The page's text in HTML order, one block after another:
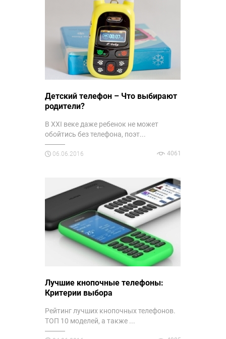
Детский телефон – Что выбирают
родители?
В XXI веке даже ребенок не может
обойтись без телефона, поэт...
06.06.2016 4061
Лучшие кнопочные телефоны:
Критерии выбора
Рейтинг лучших кнопочных телефонов.
ТОП 10 моделей, а также ...